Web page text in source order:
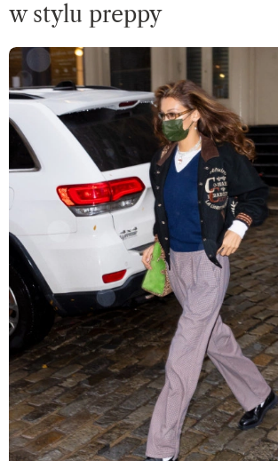
w stylu preppy